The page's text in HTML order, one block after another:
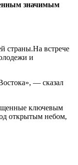
значимым
страны.На встрече
и
— сказал
ключевым
открытым небом,